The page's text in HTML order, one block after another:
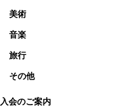
美術
音楽
旅行
その他
入会のご案内